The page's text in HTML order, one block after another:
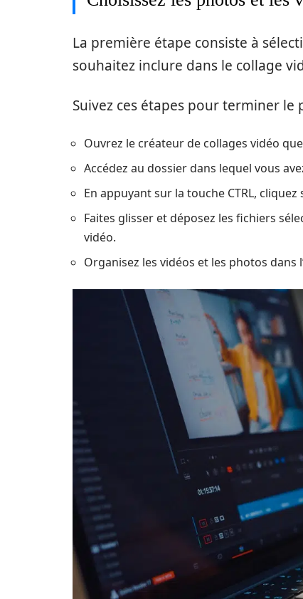
La première étape consiste à
souhaitez inclure dans le collage
Suivez ces étapes pour terminer le
Ouvrez le créateur de collages vidéo
Accédez au dossier dans lequel vous
En appuyant sur la touche CTRL,
Faites glisser et déposez les fichiers
vidéo.
Organisez les vidéos et les photos dans